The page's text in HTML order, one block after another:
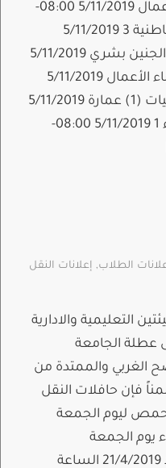
MNGB1104 مدخل إلى إدارة الأعمال 5/11/2019 08:00-
09:30 MEDS5323 الأمراض الباطنية 3 5/11/2019
08:00-09:30 MEDG1601 علم الجنين بشري 5/11/2019
08:00-09:30 MATH2372 إحصاء الأعمال 5/11/2019
08:00-09:30 MATH1151 رياضيات (1) عمارة 5/11/2019
08:00-09:30 EPHY1110 فيزياء 1 5/11/2019 08:00-
الطلاب, إعلانات النقل
التعليمية والادارية
عطلة الجامعة
الغربي والممتدة من
لغاية 21/4/2019 ضمناً فإن حافلات النقل
ليوم الجمعة
يوم الجمعة
19/4/2019 إلى مساء يوم الأحد 21/4/2019 الساعة